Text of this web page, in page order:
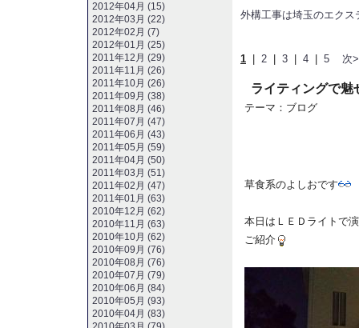
外構工事は埼玉のエクス
1 | 2 | 3 | 4 | 5 次>
ライティングで魅
テーマ： ブログ
草食系のよしおです
本日はＬＥＤライトで
ご紹介
2012年04月 (15)
2012年03月 (22)
2012年02月 (7)
2012年01月 (25)
2011年12月 (29)
2011年11月 (26)
2011年10月 (26)
2011年09月 (38)
2011年08月 (46)
2011年07月 (47)
2011年06月 (43)
2011年05月 (59)
2011年04月 (50)
2011年03月 (51)
2011年02月 (47)
2011年01月 (63)
2010年12月 (62)
2010年11月 (63)
2010年10月 (62)
2010年09月 (76)
2010年08月 (76)
2010年07月 (79)
2010年06月 (84)
2010年05月 (93)
2010年04月 (83)